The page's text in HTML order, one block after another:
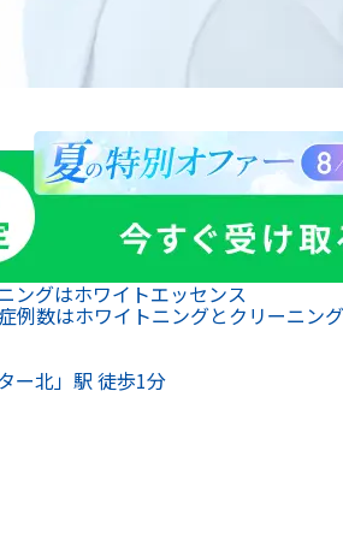
ングはホワイトエッセンス
数はホワイトニングとクリーニン
ー北」駅 徒歩1分